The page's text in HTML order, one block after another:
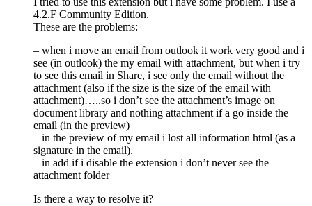
4.2.F Community Edition.
These are the problems:
– when i move an email from outlook it work very good and i
see (in outlook) the my email with attachment, but when i try
to see this email in Share, i see only the email without the
attachment (also if the size is the size of the email with
attachment)…..so i don’t see the attachment’s image on
document library and nothing attachment if a go inside the
email (in the preview)
– in the preview of my email i lost all information html (as a
signature in the email).
– in add if i disable the extension i don’t never see the
attachment folder
Is there a way to resolve it?